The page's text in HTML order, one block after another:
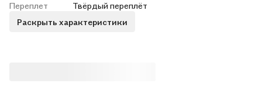
Переплет
Твёрдый переплёт
Раскрыть характеристики